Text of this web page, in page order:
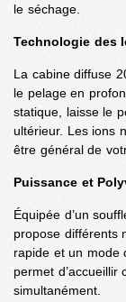
le séchage.
Technologie des
La cabine diffuse
le pelage en
statique, laisse le
ultérieur. Les ions
être général de
Puissance et
Équipée d’un
propose différents
rapide et un mode
permet d’accueillir
simultanément.